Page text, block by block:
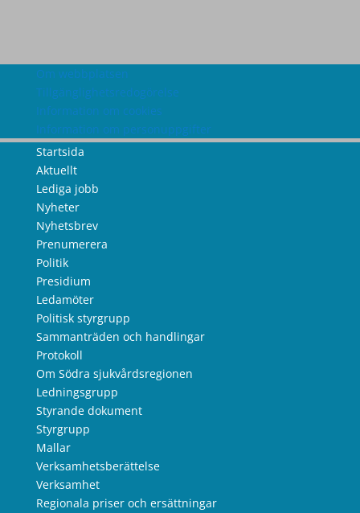
Om webbplatsen
Tillgänglighetsredogörelse
Information om cookies
Information om personuppgifter
Startsida
Aktuellt
Lediga jobb
Nyheter
Nyhetsbrev
Prenumerera
Politik
Presidium
Ledamöter
Politisk styrgrupp
Sammanträden och handlingar
Protokoll
Om Södra sjukvårdsregionen
Ledningsgrupp
Styrande dokument
Styrgrupp
Mallar
Verksamhetsberättelse
Verksamhet
Regionala priser och ersättningar